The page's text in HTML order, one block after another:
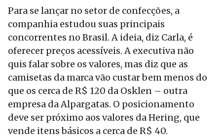
Para se lançar no setor de confecções, a
companhia estudou suas principais
concorrentes no Brasil. A ideia, diz Carla, é
oferecer preços acessíveis. A executiva não
quis falar sobre os valores, mas diz que as
camisetas da marca vão custar bem menos do
que os cerca de R$ 120 da Osklen – outra
empresa da Alpargatas. O posicionamento
deve ser próximo aos valores da Hering, que
vende itens básicos a cerca de R$ 40.